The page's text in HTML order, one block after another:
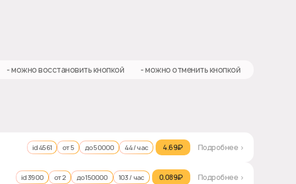
✅ - можно восстановить кнопкой ❎ - можно отменить кнопкой
id 4561 от 5 до 50000 44 / час 4.69₽‎ Подробнее >
id 3900 от 2 до 150000 103 / час 0.089₽‎ Подробнее >